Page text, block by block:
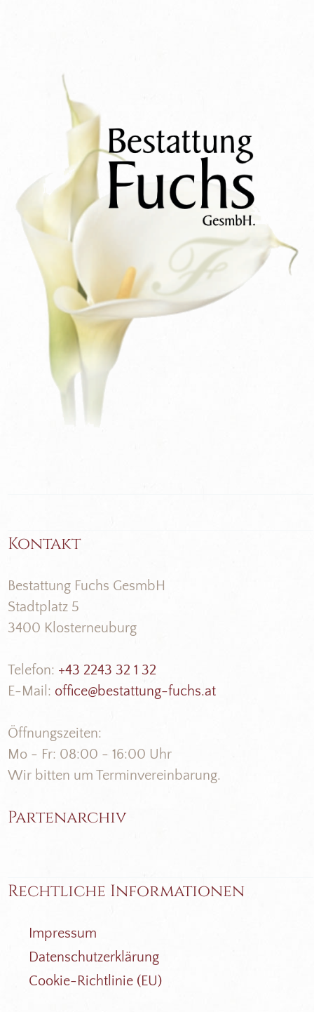
Kontakt
Bestattung Fuchs GesmbH
Stadtplatz 5
3400 Klosterneuburg
Telefon: +43 2243 32 1 32
E-Mail: office@bestattung-fuchs.at
Öffnungszeiten:
Mo - Fr: 08:00 - 16:00 Uhr
Wir bitten um Terminvereinbarung.
Partenarchiv
Rechtliche Informationen
Impressum
Datenschutzerklärung
Cookie-Richtlinie (EU)